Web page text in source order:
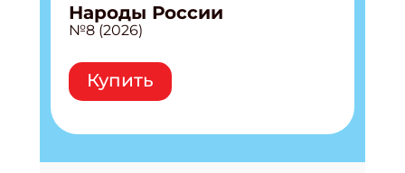
Народы России
№8 (2026)
Купить